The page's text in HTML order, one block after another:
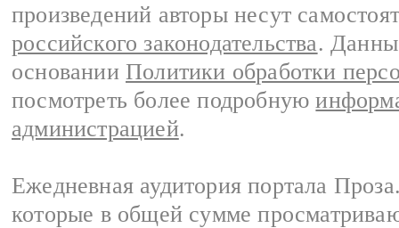
произведений авторы несут
российского законодательства.
основании Политики обработки
посмотреть более подробную
администрацией.
Ежедневная аудитория портала
которые в общей сумме